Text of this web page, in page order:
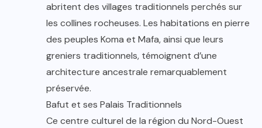
abritent des villages traditionnels perchés sur
les collines rocheuses. Les habitations en pierre
des peuples Koma et Mafa, ainsi que leurs
greniers traditionnels, témoignent d’une
architecture ancestrale remarquablement
préservée.
Bafut et ses Palais Traditionnels
Ce centre culturel de la région du Nord-Ouest